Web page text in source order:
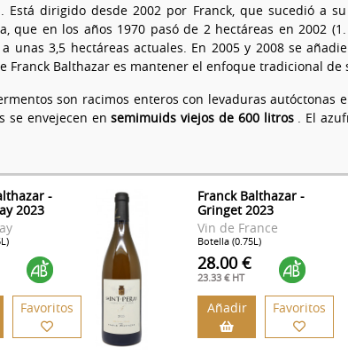
Está dirigido desde 2002 por Franck, que sucedió a
que en los años 1970 pasó de 2 hectáreas en 2002
a unas 3,5 hectáreas actuales. En 2005 y 2008 se
Franck Balthazar es mantener el enfoque tradicional de
son racimos enteros con levaduras autóctonas
se envejecen ensemimuids viejos de 600 litros. El
-
2023
Favoritos
Franck Balthazar -
Gringet 2023
Vin de France
Botella (0.75L)
28.00 €
23.33 € HT
Añadir Favoritos